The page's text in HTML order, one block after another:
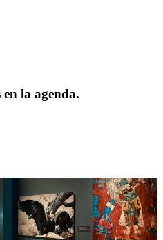
en la agenda.